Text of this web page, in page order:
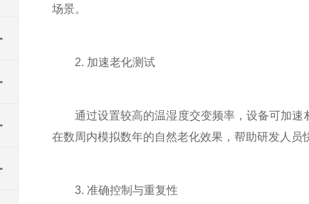
场景。
2. 加速老化测试
通过设置较高的温湿度交变频率，设备可加速
在数周内模拟数年的自然老化效果，帮助研发人员
3. 准确控制与重复性